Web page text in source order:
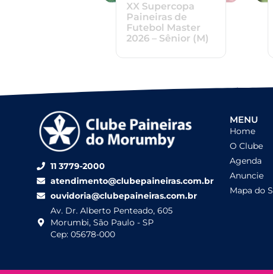
XX Supercopa
Paineiras de
Futebol Master
2026 – Sênior (M)
11 3779-2000
atendimento@clubepaineiras.com.br
ouvidoria@clubepaineiras.com.br
Av. Dr. Alberto Penteado, 605
Morumbi, São Paulo - SP
Cep: 05678-000
MENU
Home
O Clube
Agenda
Anuncie
Mapa do